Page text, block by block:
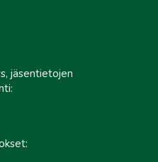
jäsentietojen